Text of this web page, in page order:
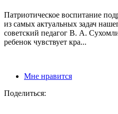
Патриотическое воспитание
из самых актуальных задач
советский педагог В. А.
ребенок чувствует кра...
Мне нравится
Поделиться: